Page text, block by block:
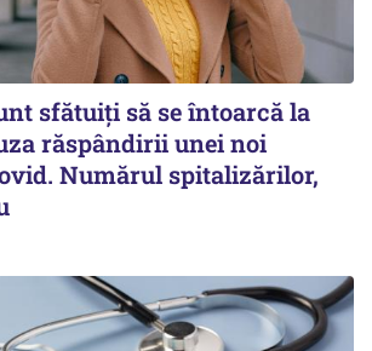
sfătuiți să se întoarcă la
răspândirii unei noi
Numărul spitalizărilor,